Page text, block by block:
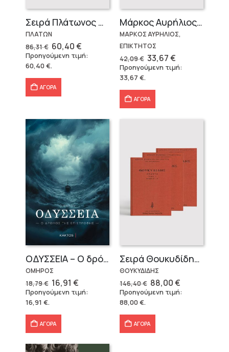
Σειρά Πλάτωνος Πολιτεία
ΠΛΑΤΩΝ
86,31€ Original
price
was:
86,31 €.
60,40€Η
τρέχουσα
τιμή
Προηγούμενη τιμή:
60,40€.
ΑΓΟΡΑ
Μάρκος Αυρήλιος & Επίκτητος (Επίτομα)
ΜΑΡΚΟΣ ΑΥΡΗΛΙΟΣ,
ΕΠΙΚΤΗΤΟΣ
42,09€ Original
price
was:
33,67€Η
τρέχουσα
τιμή
Προηγούμενη τιμή:
33,67 €.
ΑΓΟΡΑ
OΔΥΣΣΕΙΑ – Ο δρόμος της επιστροφής
ΟΜΗΡΟΣ
18,79€ Original
price
was:
16,91 €Η
τρέχουσα
τιμή
Προηγούμενη τιμή:
16,91 €.
ΑΓΟΡΑ
Σειρά Θουκυδίδης – Δεμένο (4 τόμοι)
ΘΟΥΚΥΔΙΔΗΣ
146,40€ Original
price
was:
88,00€Η
τρέχουσα
τιμή
Προηγούμενη τιμή:
88,00€.
ΑΓΟΡΑ